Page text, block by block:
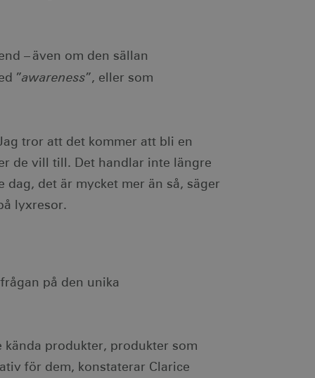
– även om den sällan
”awareness”, eller som
tror att det kommer att bli en
de vill till. Det handlar inte längre
det är mycket mer än så, säger
lyxresor.
på den unika
produkter, produkter som
för dem, konstaterar Clarice
om
vilket garanterar
av kakor för icke-
sida och används
slumpmässigt
på en
webbplatsanalys.
spenderas på
aktuella sessionen.
ett cookie-ID
såsom
identifierbar
identifierbar